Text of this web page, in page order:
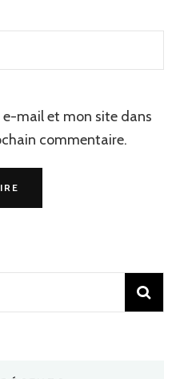
mail et mon site dans
commentaire.